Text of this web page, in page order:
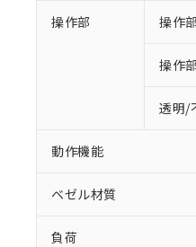
操作部 操作
操作
透明/
動作機能
ベゼル材質
負荷